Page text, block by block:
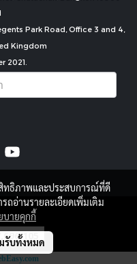
Park Road, Office 3 and 4,
Kingdom
2021.
สิทธิภาพและประสบการณ์ที่ดี
ถอ่านรายละเอียดเพิ่มเติม
บายคุกกี้
รับทั้งหมด